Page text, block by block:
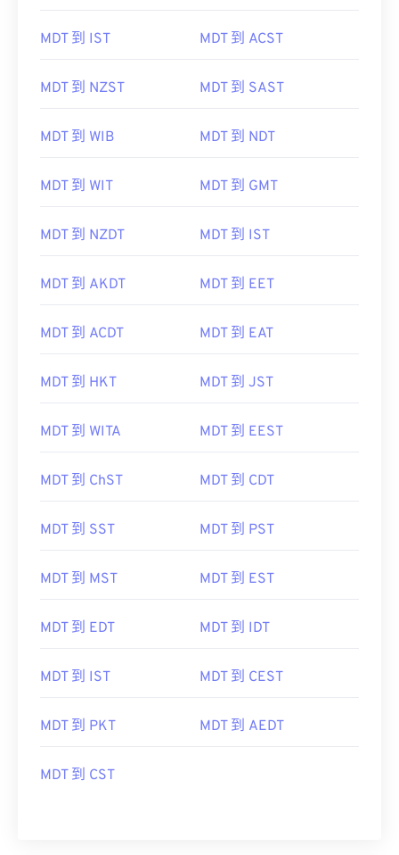
MDT 到 IST MDT 到 ACST
MDT 到 NZST MDT 到 SAST
MDT 到 WIB MDT 到 NDT
MDT 到 WIT MDT 到 GMT
MDT 到 NZDT MDT 到 IST
MDT 到 AKDT MDT 到 EET
MDT 到 ACDT MDT 到 EAT
MDT 到 HKT MDT 到 JST
MDT 到 WITA MDT 到 EEST
MDT 到 ChST MDT 到 CDT
MDT 到 SST MDT 到 PST
MDT 到 MST MDT 到 EST
MDT 到 EDT MDT 到 IDT
MDT 到 IST MDT 到 CEST
MDT 到 PKT MDT 到 AEDT
MDT 到 CST